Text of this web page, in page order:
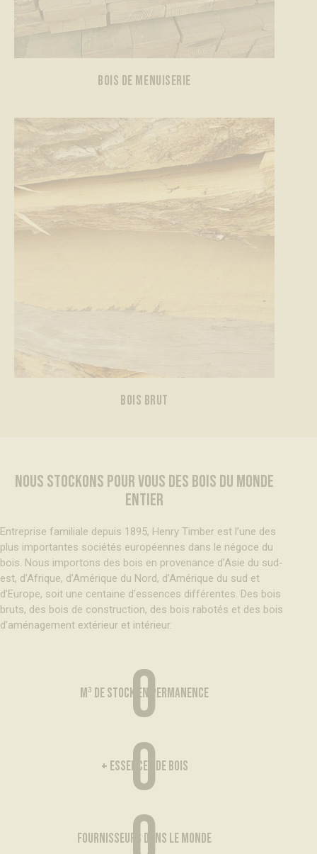
BOIS DE MENUISERIE
BOIS BRUT
NOUS STOCKONS POUR VOUS DES BOIS DU MONDE
ENTIER
Entreprise familiale depuis 1895, Henry Timber est l’une des
plus importantes sociétés européennes dans le négoce du
bois. Nous importons des bois en provenance d’Asie du sud-
est, d’Afrique, d’Amérique du Nord, d’Amérique du sud et
d’Europe, soit une centaine d’essences différentes. Des bois
bruts, des bois de construction, des bois rabotés et des bois
d’aménagement extérieur et intérieur.
0
m³ de stock en permanence
0
+ essences de bois
fournisseurs dans le monde